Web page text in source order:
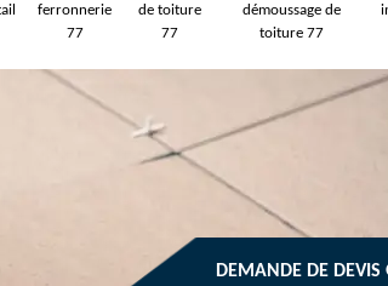
ferronnerie
77
de toiture
77
démoussage de
toiture 77
DEMANDE DE DEVIS